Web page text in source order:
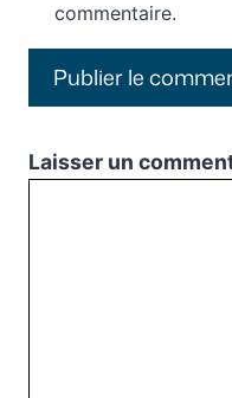
commentaire.
Laisser un